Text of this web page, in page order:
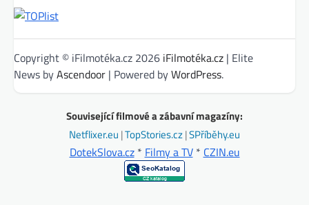
Copyright © iFilmotéka.cz 2026 iFilmotéka.cz | Elite
News byAscendoor | Powered byWordPress.
Související filmové a zábavní magazíny:
Netflixer.eu |TopStories.cz|SPříběhy.eu
DotekSlova.cz* Filmy a TV* CZIN.eu